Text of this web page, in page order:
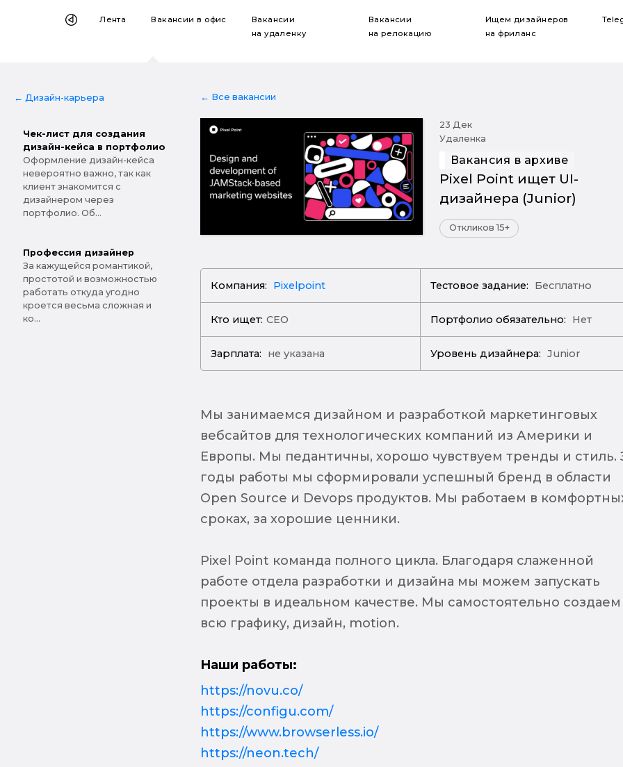
Лента Вакансиив офис
Вакансии
на удаленку
Вакансии
на релокацию
Ищем дизайнеров
на фриланс
← Дизайн-карьера
Чек-лист для создания
дизайн-кейса в портфолио
Оформление дизайн-кейса
невероятно важно, так как
клиент знакомится с
дизайнером через
портфолио. Об...
Профессия дизайнер
За кажущейся романтикой,
простотой и возможностью
работать откуда угодно
кроется весьма сложная и
ко...
← Все вакансии
23 Дек
Удаленка
Вакансия в архиве
Pixel Point ищет UI-
дизайнера (Junior)
Откликов 15+
Компания: Pixelpoint Тестовое задание: Бесплатно
Кто ищет: СЕО Портфолио обязательно: Нет
Зарплата: не указана Уровень дизайнера: Junior
Мы занимаемся дизайном и разработкой маркетинговых
вебсайтов для технологических компаний из Америки и
Европы. Мы педантичны, хорошо чувствуем тренды и стиль.
годы работы мы сформировали успешный бренд в области
Open Source и Devops продуктов. Мы работаем в
сроках, за хорошие ценники.
Pixel Point команда полного цикла. Благодаря слаженной
работе отдела разработки и дизайна мы можем запускать
проекты в идеальном качестве. Мы самостоятельно создаем
всю графику, дизайн, motion.
Наши работы:
https://novu.co/
https://configu.com/
https://www.browserless.io/
https://neon.tech/